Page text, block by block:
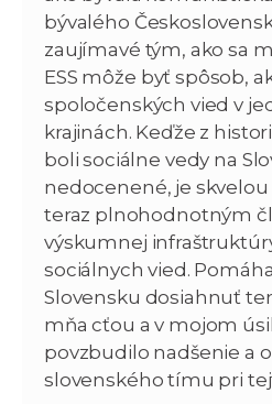
bývalého
zaujímavé tým, ako sa
ESS môže byť spôsob,
spoločenských vied v
krajinách. Keďže z
boli sociálne vedy na
nedocenené, je skvelou
teraz plnohodnotným
výskumnej
sociálnych vied.
Slovensku dosiahnuť
mňa cťou a v mojom
povzbudilo nadšenie a
slovenského tímu pri